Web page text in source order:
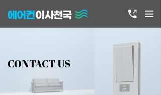
에어컨이사천국
CONTACT US